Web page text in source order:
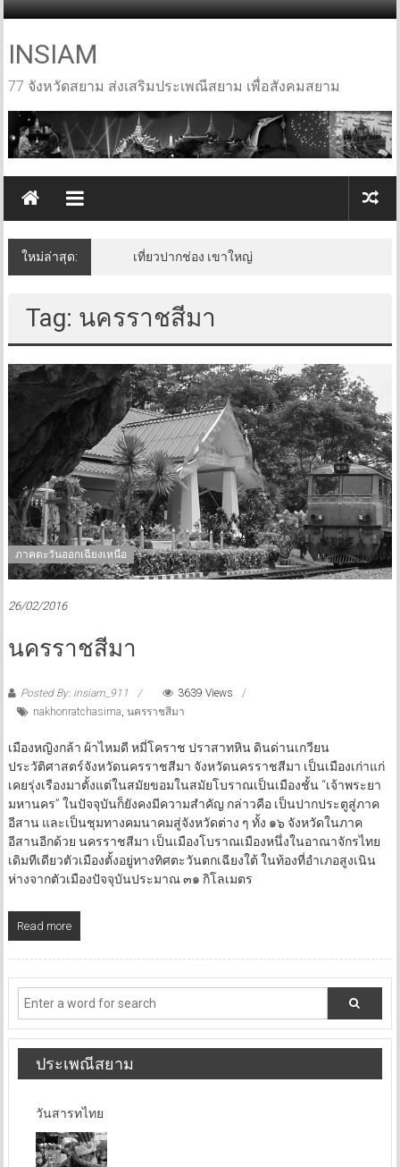
Skip
content
INSIAM
77 จังหวัดสยาม ส่งเสริมประเพณีสยาม เพื่อสังคมสยาม
ใหม่ล่าสุด: เที่ยวปากช่อง เขาใหญ่
Tag: นครราชสีมา
ภาคตะวันออกเฉียงเหนือ
26/02/2016
นครราชสีมา
Posted By: insiam_911
3639 Views
nakhonratchasima, นครราชสีมา
เมืองหญิงกล้า ผ้าไหมดี หมี่โคราช ปราสาทหิน ดินด่านเกวียน
ประวัติศาสตร์จังหวัดนครราชสีมา จังหวัดนครราชสีมา เป็นเมืองเก่าแก่
เคยรุ่งเรืองมาตั้งแต่ในสมัยขอมในสมัยโบราณเป็นเมืองชั้น “เจ้าพระยา
มหานคร” ในปัจจุบันก็ยังคงมีความสำคัญ กล่าวคือ เป็นปากประตูสู่ภาค
อีสาน และเป็นชุมทางคมนาคมสู่จังหวัดต่าง ๆ ทั้ง ๑๖ จังหวัดในภาค
อีสานอีกด้วย นครราชสีมา เป็นเมืองโบราณเมืองหนึ่งในอาณาจักรไทย
เดิมทีเดียวตัวเมืองตั้งอยู่ทางทิศตะวันตกเฉียงใต้ ในท้องที่อำเภอสูงเนิน
ห่างจากตัวเมืองปัจจุบันประมาณ ๓๑ กิโลเมตร
Read more
ประเพณีสยาม
วันสารทไทย